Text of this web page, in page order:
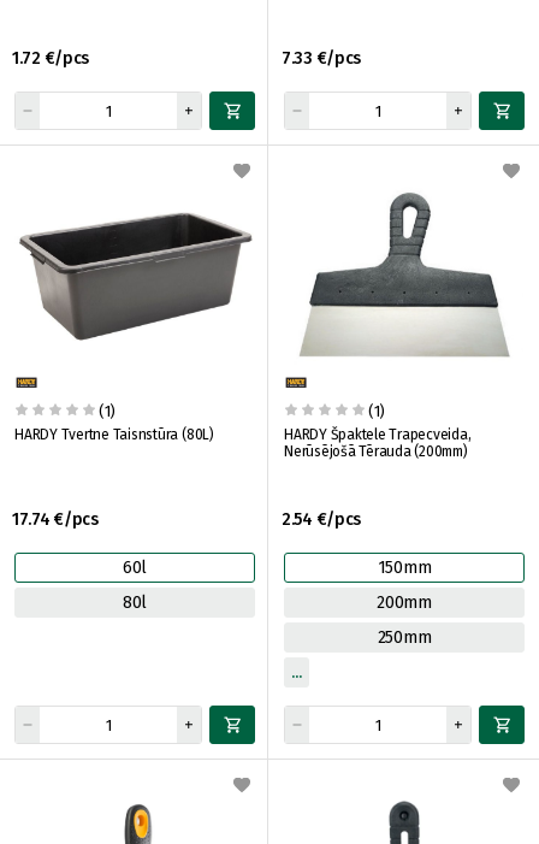
1.72 €/pcs 7.33 €/pcs
(1)
HARDY Tvertne Taisnstūra (80L)
17.74 €/pcs
60l
80l
(1)
HARDY Špaktele Trapecveida,
Nerūsējošā Tērauda (200mm)
2.54 €/pcs
150mm
200mm
250mm